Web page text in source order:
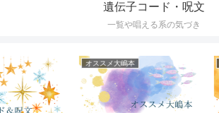
遺伝子コード・呪文
一覧や唱える系の気づき
オススメ大嶋本